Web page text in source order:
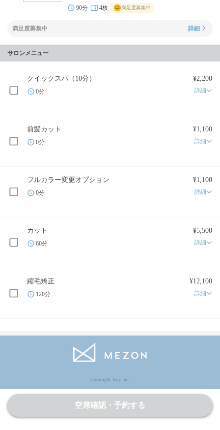
90分 4枚 満足度募集中
満足度募集中 詳細
サロンメニュー
クイックスパ（10分） ¥2,200
0分 詳細
前髪カット ¥1,100
0分 詳細
フルカラー変更オプション ¥1,100
0分 詳細
カット ¥5,500
60分 詳細
縮毛矯正 ¥12,100
120分 詳細
空席確認・予約する
Copyright Jocy inc.